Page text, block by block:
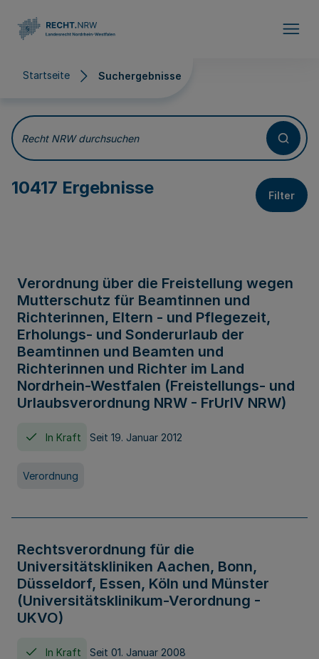
Startseite Suchergebnisse
Suchergebnisse
Recht NRW durchsuchen
10417 Ergebnisse Filter
Verordnung über die Freistellung wegen
Mutterschutz für Beamtinnen und
Richterinnen, Eltern - und Pflegezeit,
Erholungs- und Sonderurlaub der
Beamtinnen und Beamten und
Richterinnen und Richter im Land
Nordrhein-Westfalen (Freistellungs- und
Urlaubsverordnung NRW - FrUrlV NRW)
In Kraft Seit 19. Januar 2012
Verordnung
Rechtsverordnung für die
Universitätskliniken Aachen, Bonn,
Düsseldorf, Essen, Köln und Münster
(Universitätsklinikum-Verordnung -
UKVO)
In Kraft Seit 01. Januar 2008